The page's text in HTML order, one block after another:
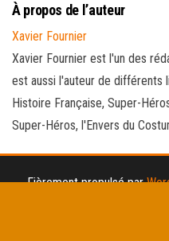
À propos de l’auteur
Xavier Fournier
Xavier Fournier est l'un des
est aussi l'auteur de différents
Histoire Française, Super-
Super-Héros, l'Envers du
Fièrement propulsé par